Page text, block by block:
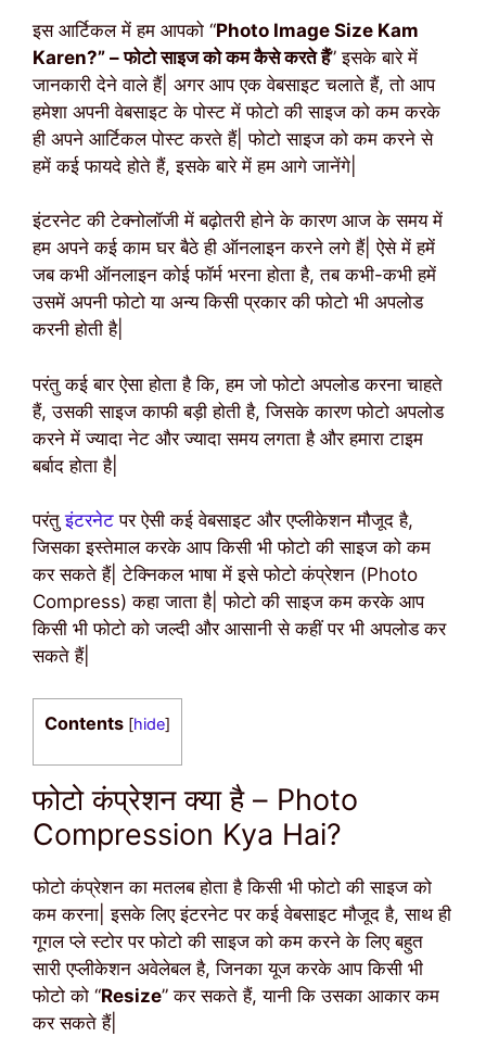
इस आर्टिकल में हम आपको “Photo Image Size Kam
Karen?” – फोटो साइज को कम कैसे करते हैं” इसके बारे में
जानकारी देने वाले हैं| अगर आप एक वेबसाइट चलाते हैं, तो आप
हमेशा अपनी वेबसाइट के पोस्ट में फोटो की साइज को कम करके
ही अपने आर्टिकल पोस्ट करते हैं| फोटो साइज को कम करने से
हमें कई फायदे होते हैं, इसके बारे में हम आगे जानेंगे|
इंटरनेट की टेक्नोलॉजी में बढ़ोतरी होने के कारण आज के समय में
हम अपने कई काम घर बैठे ही ऑनलाइन करने लगे हैं| ऐसे में हमें
जब कभी ऑनलाइन कोई फॉर्म भरना होता है, तब कभी-कभी हमें
उसमें अपनी फोटो या अन्य किसी प्रकार की फोटो भी अपलोड
करनी होती है|
परंतु कई बार ऐसा होता है कि, हम जो फोटो अपलोड करना चाहते
हैं, उसकी साइज काफी बड़ी होती है, जिसके कारण फोटो अपलोड
करने में ज्यादा नेट और ज्यादा समय लगता है और हमारा टाइम
बर्बाद होता है|
परंतुइंटरनेट पर ऐसी कई वेबसाइट और एप्लीकेशन मौजूद है,
जिसका इस्तेमाल करके आप किसी भी फोटो की साइज को कम
कर सकते हैं| टेक्निकल भाषा में इसे फोटो कंप्रेशन (Photo
Compress) कहा जाता है| फोटो की साइज कम करके आप
किसी भी फोटो को जल्दी और आसानी से कहीं पर भी अपलोड कर
सकते हैं|
Contents [hide]
फोटो कंप्रेशन क्या है – Photo
Compression Kya Hai?
फोटो कंप्रेशन का मतलब होता है किसी भी फोटो की साइज को
कम करना| इसके लिए इंटरनेट पर कई वेबसाइट मौजूद है, साथ ही
गूगल प्ले स्टोर पर फोटो की साइज को कम करने के लिए बहुत
सारी एप्लीकेशन अवेलेबल है, जिनका यूज करके आप किसी भी
फोटो को “Resize” कर सकते हैं, यानी कि उसका आकार कम
कर सकते हैं|